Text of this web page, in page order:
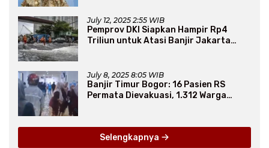
July 12, 2025 2:55 WIB
Pemprov DKI Siapkan Hampir Rp4
Triliun untuk Atasi Banjir Jakarta
July 8, 2025 8:05 WIB
Banjir Timur Bogor: 16 Pasien RS
Permata Dievakuasi, 1.312 Warga
Selengkapnya